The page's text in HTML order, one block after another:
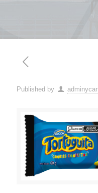
Published by adminycar